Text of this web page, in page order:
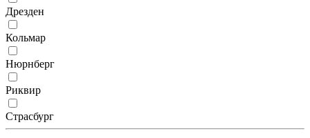
Дрезден
Кольмар
Нюрнберг
Риквир
Страсбург